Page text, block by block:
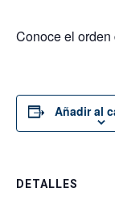
Conoce el
Añadir al
DETALLES